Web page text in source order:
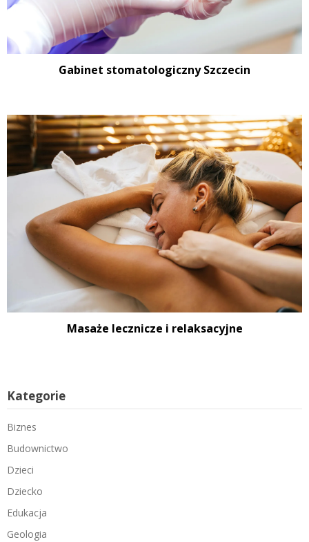
Gabinet stomatologiczny Szczecin
Masaże lecznicze i relaksacyjne
Kategorie
Biznes
Budownictwo
Dzieci
Dziecko
Edukacja
Geologia